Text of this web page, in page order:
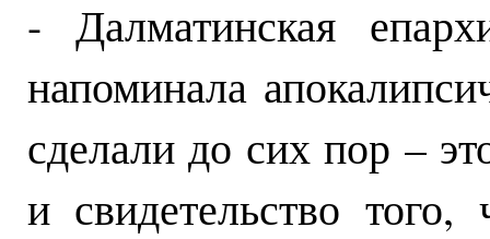
- Далматинская
напоминала
сделали до сих пор –
и свидетельство